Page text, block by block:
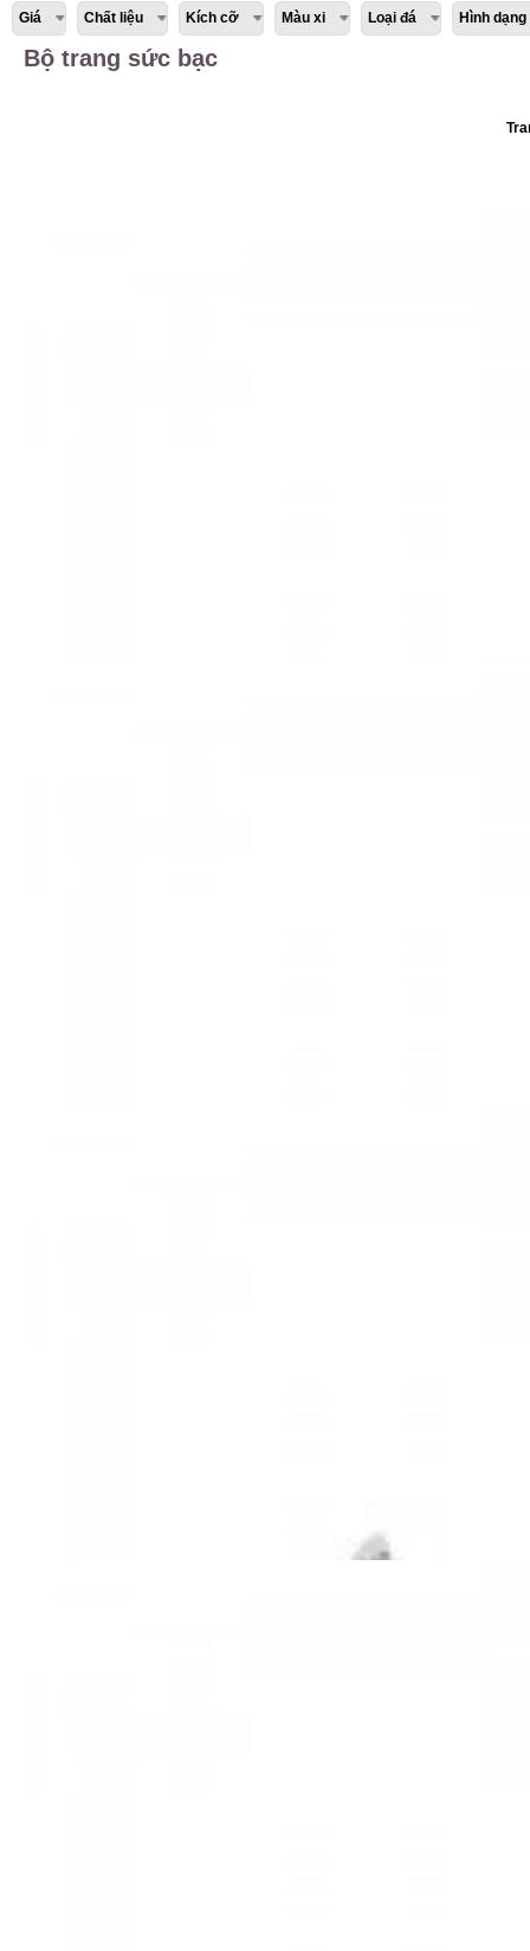
Giá Chất liệu Kích cỡ Màu xi Loại đá Hình dạng
Bộ trang sức bạc